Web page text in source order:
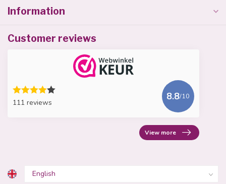
Information
Customer reviews
111 reviews
8.8/10
View more